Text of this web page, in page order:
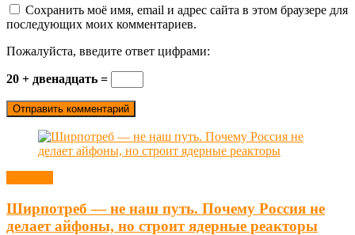
Сохранить моё имя, email и адрес сайта в этом браузере для
последующих моих комментариев.
Пожалуйста, введите ответ цифрами:
20 + двенадцать =
Ширпотреб — не наш путь. Почему Россия не
делает айфоны, но строит ядерные реакторы